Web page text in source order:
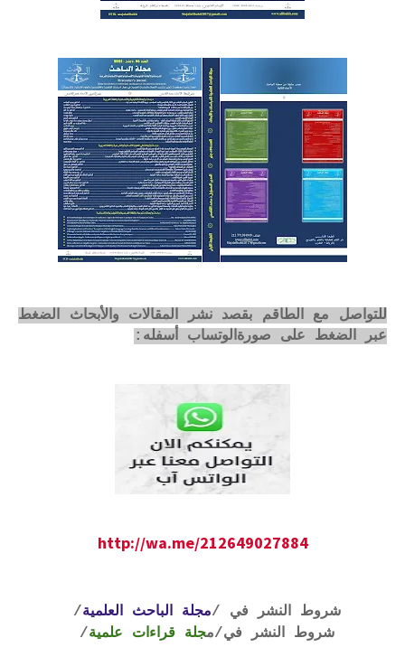
للتواصل مع الطاقم بقصد نشر المقالات والأبحاث الضغط
عبر الضغط على صورةالوتساب أسفله:
http://wa.me/212649027884
شروط النشر في /مجلة الباحث العلمية/
شروط النشر في/مجلة قراءات علمية/